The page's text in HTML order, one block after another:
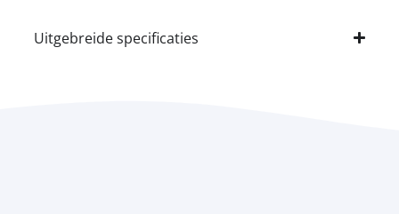
Uitgebreide specificaties